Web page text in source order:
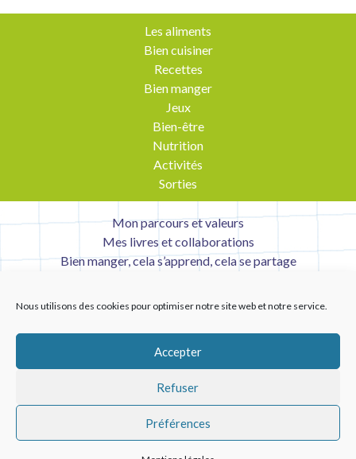
Nous utilisons des cookies pour optimiser notre site web et notre service.
Accepter
Refuser
Préférences
Les aliments
Bien cuisiner
Recettes
Bien manger
Jeux
Bien-être
Nutrition
Activités
Sorties
Mon parcours et valeurs
Mes livres et collaborations
Bien manger, cela s’apprend, cela se partage
Mentions légales